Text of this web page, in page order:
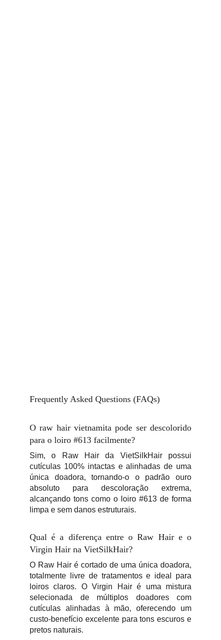
Frequently Asked Questions (FAQs)
O raw hair vietnamita pode ser descolorido
para o loiro #613 facilmente?
Sim, o Raw Hair da VietSilkHair possui
cutículas 100% intactas e alinhadas de uma
única doadora, tornando-o o padrão ouro
absoluto para descoloração extrema,
alcançando tons como o loiro #613 de forma
limpa e sem danos estruturais.
Qual é a diferença entre o Raw Hair e o
Virgin Hair na VietSilkHair?
O Raw Hair é cortado de uma única doadora,
totalmente livre de tratamentos e ideal para
loiros claros. O Virgin Hair é uma mistura
selecionada de múltiplos doadores com
cutículas alinhadas à mão, oferecendo um
custo-benefício excelente para tons escuros e
pretos naturais.